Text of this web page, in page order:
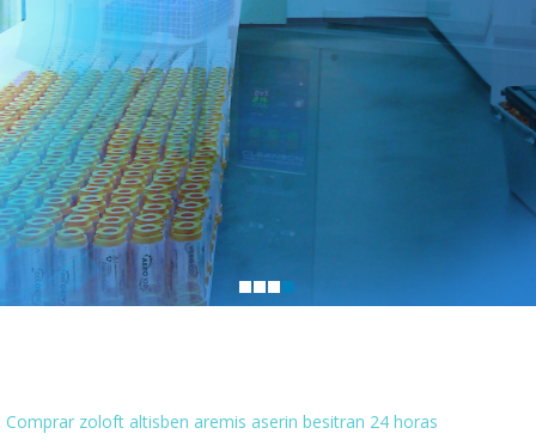
Comprar zoloft altisben aremis aserin besitran 24 horas